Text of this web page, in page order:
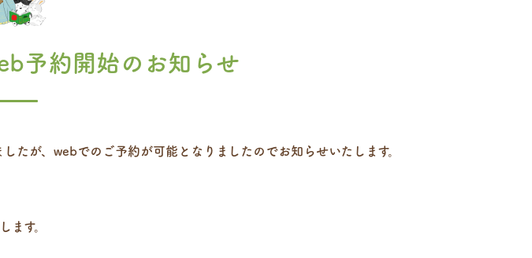
予約開始のお知らせ
たが、webでのご予約が可能となりましたのでお知らせいたします。
ます。